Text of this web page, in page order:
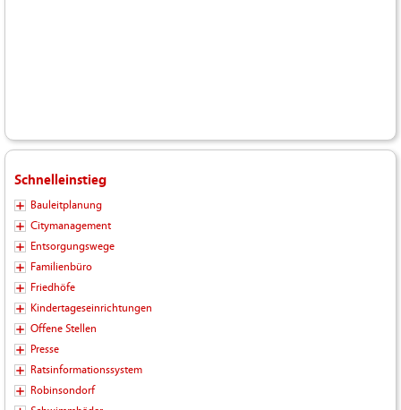
Schnelleinstieg
Bauleitplanung
Citymanagement
Entsorgungswege
Familienbüro
Friedhöfe
Kindertageseinrichtungen
Offene Stellen
Presse
Ratsinformationssystem
Robinsondorf